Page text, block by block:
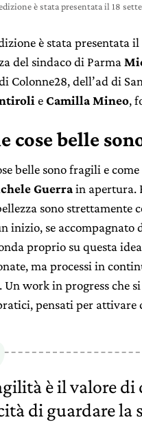
è stata presentata il 18
è stata presentata
del sindaco di Parma
Colonne28, dell’ad di
eCamilla Mineo,
cose belle
belle sono fragili e
Guerrain apertura.
sono strettamente
inizio, se accompagnato
proprio su questa
ma processi in
Un work in progress che
pensati per attivare
è il valore
di guardare la